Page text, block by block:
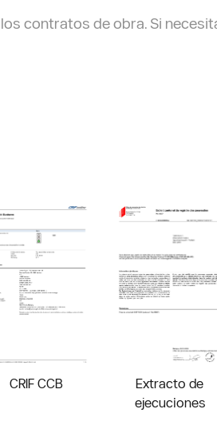
contratos de obra. Si
CRIF CCB
Extracto de
ejecuciones